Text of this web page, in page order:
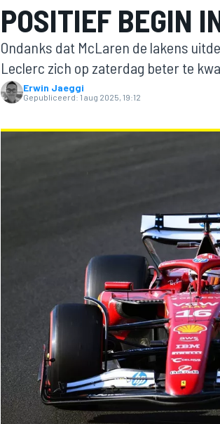
INDYCAR
POSITIEF BEGIN
Ondanks dat McLaren de lakens
Leclerc zich op zaterdag beter te
Erwin Jaeggi
Gepubliceerd: 1 aug 2025, 19:12